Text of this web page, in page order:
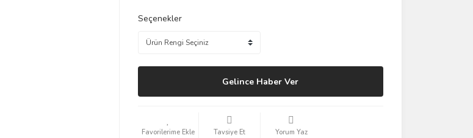
Seçenekler
Gelince Haber Ver
Tavsiye Et Yorum Yaz